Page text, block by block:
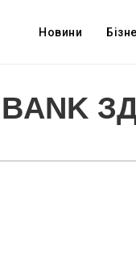
Новини